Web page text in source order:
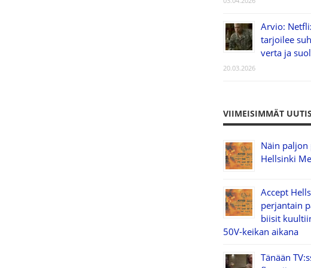
Arvio:
tarjoilee
verta ja
20.03.2026
VIIMEISIMMÄT
Näin
Hellsinki
Accept
perjantain
biisit
50V-keikan aikana
Tänään